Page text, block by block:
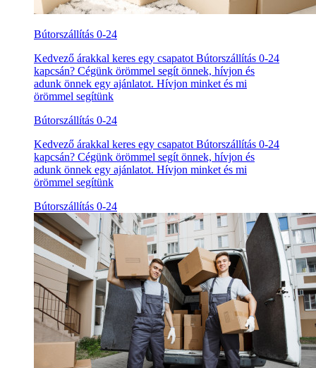
Bútorszállítás 0-24
Kedvező árakkal keres egy csapatot Bútorszállítás 0-24
kapcsán? Cégünk örömmel segít önnek, hívjon és
adunk önnek egy ajánlatot. Hívjon minket és mi
örömmel segítünk
Bútorszállítás 0-24
Kedvező árakkal keres egy csapatot Bútorszállítás 0-24
kapcsán? Cégünk örömmel segít önnek, hívjon és
adunk önnek egy ajánlatot. Hívjon minket és mi
örömmel segítünk
Bútorszállítás 0-24